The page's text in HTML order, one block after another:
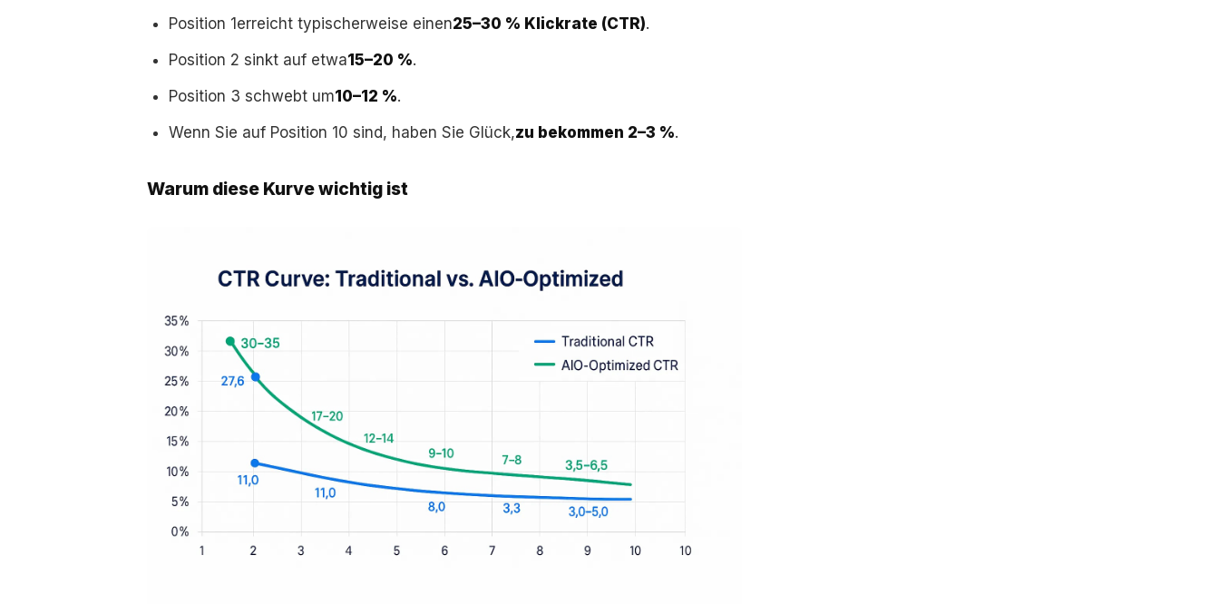
Position 1 erreicht typischerweise einen25–30 % Klickrate (CTR).
Position 2 sinkt auf etwa15–20 %.
Position 3 schwebt um10–12 %.
Wenn Sie auf Position 10 sind, haben Sie Glück,zu bekommen 2–3 %.
Warum diese Kurve wichtig ist